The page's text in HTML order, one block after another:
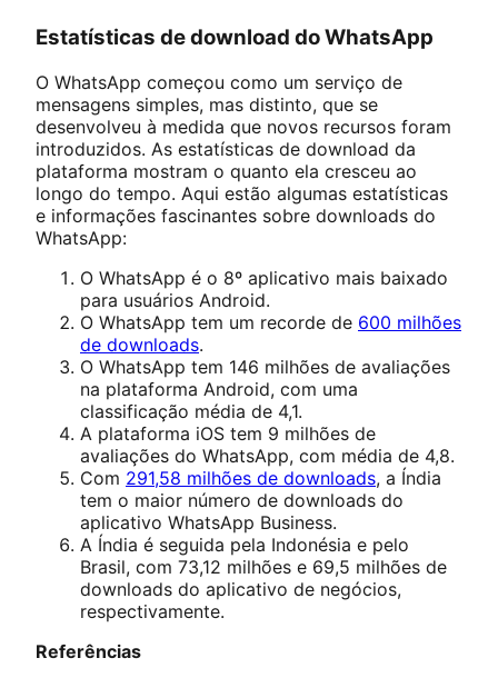
Estatísticas de download do WhatsApp
O WhatsApp começou como um serviço de
mensagens simples, mas distinto, que se
desenvolveu à medida que novos recursos foram
introduzidos. As estatísticas de download da
plataforma mostram o quanto ela cresceu ao
longo do tempo. Aqui estão algumas estatísticas
e informações fascinantes sobre downloads do
WhatsApp:
O WhatsApp é o 8º aplicativo mais baixado
para usuários Android.
O WhatsApp tem um recorde de 600 milhões
de downloads.
O WhatsApp tem 146 milhões de avaliações
na plataforma Android, com uma
classificação média de 4,1.
A plataforma iOS tem 9 milhões de
avaliações do WhatsApp, com média de 4,8.
Com 291,58 milhões de downloads, a Índia
tem o maior número de downloads do
aplicativo WhatsApp Business.
A Índia é seguida pela Indonésia e pelo
Brasil, com 73,12 milhões e 69,5 milhões de
downloads do aplicativo de negócios,
respectivamente.
Referências